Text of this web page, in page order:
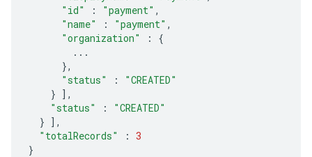
"id"
: "payment" ,
"name"
: "payment" ,
"organization"
:
{
...
},
"status"
:
"CREATED"
} ],
"status"
:
"CREATED"
} ],
"totalRecords"
: 3
}